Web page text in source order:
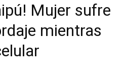
Mujer sufre
mientras